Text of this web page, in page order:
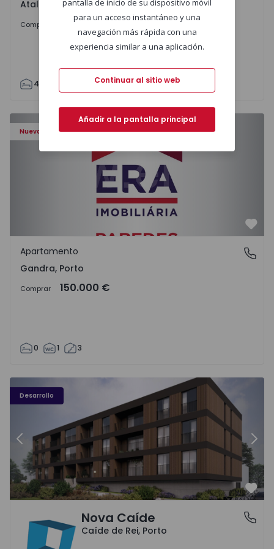
Atalaia e Alto Estanqueiro-Jardia, Setúbal
Comprar 699.000 €
4 295 7500 0
Nuevo
Apartamento T0 Paredes, Gandra - 1575265 - 1
Gandra, Porto
Apartamento
Gandra, Porto
Comprar 150.000 €
0 1 3
Desarrollo
Nova Caíde - 1
Anterior
Caíde de Rei, PortoNova Caíde
Caíde de Rei, Porto
pantalla de inicio de su dispositivo móvil
para un acceso instantáneo y una
navegación más rápida con una
experiencia similar a una aplicación.
Continuar al sitio web
Añadir a la pantalla principal